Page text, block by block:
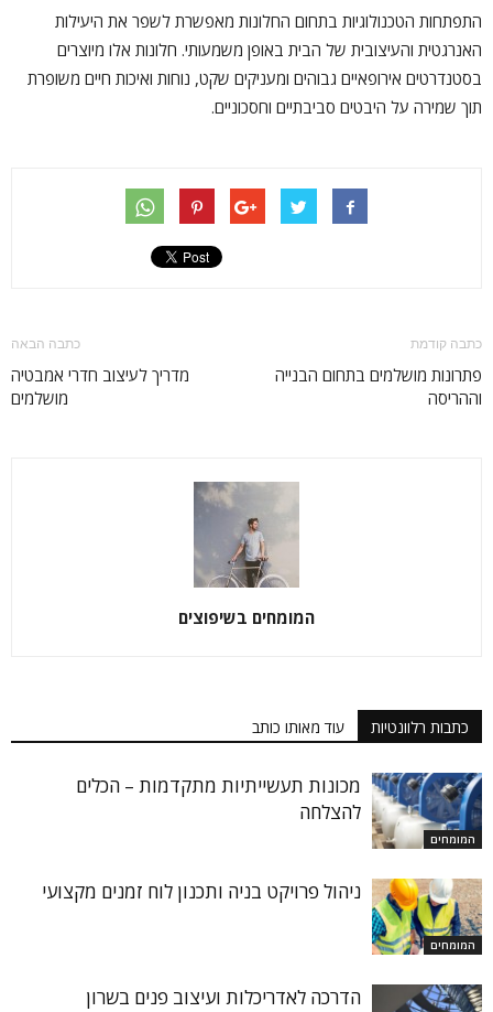
התפתחות הטכנולוגיות בתחום החלונות מאפשרת לשפר את היעילות
האנרגטית והעיצובית של הבית באופן משמעותי. חלונות אלו מיוצרים
בסטנדרטים אירופאיים גבוהים ומעניקים שקט, נוחות ואיכות חיים משופרת
תוך שמירה על היבטים סביבתיים וחסכוניים.
כתבה קודמת
פתרונות מושלמים בתחום הבנייה
וההריסה
כתבה הבאה
מדריך לעיצוב חדרי אמבטיה
מושלמים
המומחים בשיפוצים
כתבות רלוונטיות עוד מאותו כותב
המומחים
מכונות תעשייתיות מתקדמות – הכלים
להצלחה
המומחים
ניהול פרויקט בניה ותכנון לוח זמנים מקצועי
הדרכה לאדריכלות ועיצוב פנים בשרון